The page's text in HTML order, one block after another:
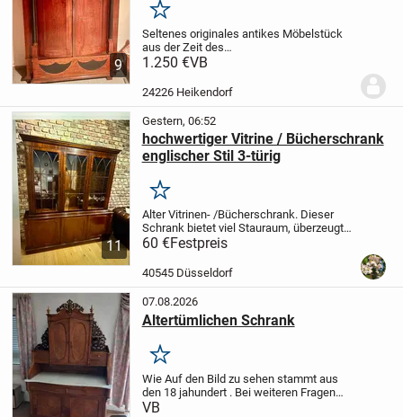
9
Merken
Seltenes originales antikes Möbelstück
aus der Zeit des
Frühklassizismus/Empire (1775-
Eiche mit ebonierten Säulen und
wurde...
1.250 €VB
24226 Heikendorf
11
Gestern, 06:52
hochwertiger Vitrine / Bücherschrank
englischer Stil 3-türig
Merken
Alter Vitrinen- /Bücherschrank.Dieser
Schrank bietet viel Stauraum, überzeugt
aber auch mit gestalterischen Details wie
zB. Schnitzarbeiten an den oberen Kanten.
Der Holzschrank befindet sich in...
60 €Festpreis
40545 Düsseldorf
07.08.2026
Altertümlichen Schrank
Merken
Wie Auf den Bild zu sehen stammt aus
den 18 jahundert . Bei weiteren Fragen
einfach schreiben oder vorbeikommen
VB